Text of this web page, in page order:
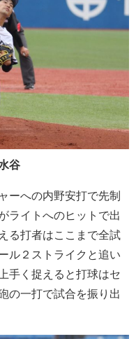
谷
ーへの内野安打で先制
ライトへのヒットで出
る打者はここまで全試
ル２ストライクと追い
手く捉えると打球はセ
の一打で試合を振り出